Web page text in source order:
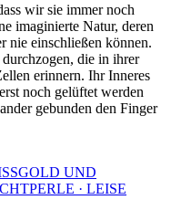
wir sie immer noch
imaginierte Natur, deren
nie einschließen können.
die in ihrer
erinnern. Ihr Inneres
noch gelüftet werden
gebunden den Finger
UND
· LEISE